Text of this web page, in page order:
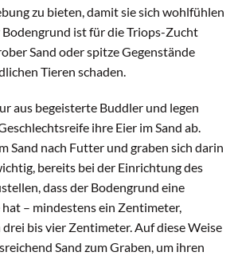
zu bieten, damit sie sich wohlfühlen
ist für die Triops-Zucht
Sand oder spitze Gegenstände
Tieren schaden.
aus begeisterte Buddler und legen
ihre Eier im Sand ab.
Sand nach Futter und graben sich darin
bereits bei der Einrichtung des
dass der Bodengrund eine
hat – mindestens ein Zentimeter,
bis vier Zentimeter. Auf diese Weise
Sand zum Graben, um ihren